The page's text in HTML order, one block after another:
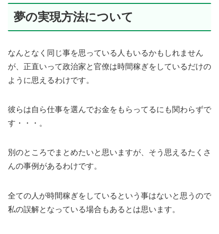
夢の実現方法について
なんとなく同じ事を思っている人もいるかもしれません
が、正直いって政治家と官僚は時間稼ぎをしているだけの
ように思えるわけです。
彼らは自ら仕事を選んでお金をもらってるにも関わらずで
す・・・。
別のところでまとめたいと思いますが、そう思えるたくさ
んの事例があるわけです。
全ての人が時間稼ぎをしているという事はないと思うので
私の誤解となっている場合もあるとは思います。